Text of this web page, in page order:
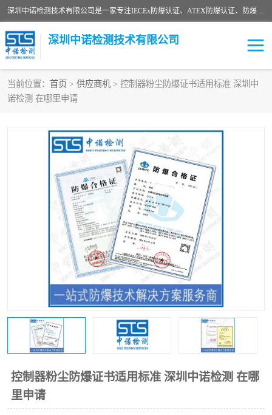
深圳中诺检测技术有限公司是一家专注IECEx防爆认证、ATEX防爆认证、防爆电气检测、防爆合格证、煤安认证等代理机构，可为客户提供从防爆设计、认证、现场检查、工程施工改造、培训等一站式服务。
深圳中诺检测技术有限公司
当前位置： 首页 > 供应商机 > 控制器粉尘防爆证书适用标准 深圳中
诺检测 在哪里申请
控制器粉尘防爆证书适用标准 深圳中诺检测 在哪
里申请
ATEX防爆认证
防爆3C认证 现场防爆检测
煤安矿安
IECEx防爆认证 防爆设计
防爆资质证书 各国防爆认证
SIL认证
防爆电气检测机构 防爆合格证代理机构